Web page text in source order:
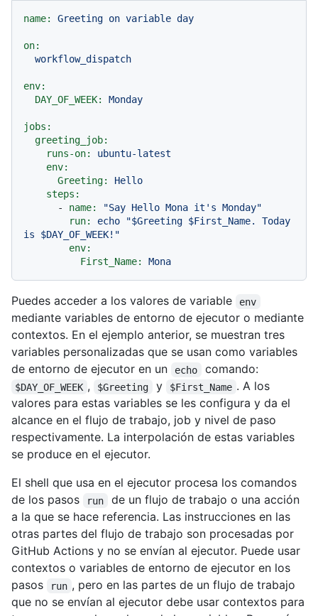
name: Greeting on variable day
on:
workflow_dispatch
env:
DAY_OF_WEEK:
Monday
jobs:
greeting_job:
runs-on:
ubuntu-latest
env:
Greeting:
Hello
steps:
-
name:
"Say Hello Mona it's Monday"
run:
echo
"$Greeting $First_Name. Today
is $DAY_OF_WEEK!"
env:
First_Name:
Mona
Puedes acceder a los valores de variable env
mediante variables de entorno de ejecutor o mediante
contextos. En el ejemplo anterior, se muestran tres
variables personalizadas que se usan como variables
de entorno de ejecutor en un
echo comando:
$DAY_OF_WEEK , $Greeting y $First_Name . A los
valores para estas variables se les configura y da el
alcance en el flujo de trabajo, job y nivel de paso
respectivamente. La interpolación de estas variables
se produce en el ejecutor.
El shell que usa en el ejecutor procesa los comandos
de los pasos
run
de un flujo de trabajo o una acción
a la que se hace referencia. Las instrucciones en las
otras partes del flujo de trabajo son procesadas por
GitHub Actions y no se envían al ejecutor. Puede usar
contextos o variables de entorno de ejecutor en los
pasos
run , pero en las partes de un flujo de trabajo
que no se envían al ejecutor debe usar contextos para